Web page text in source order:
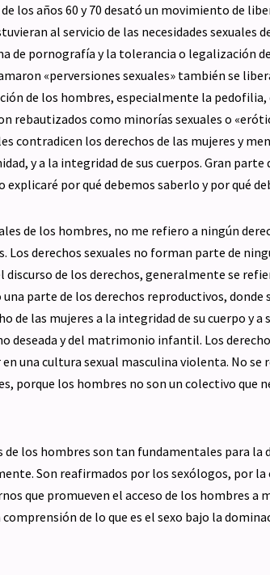
los años 60 y 70 desató un movimiento de
al servicio de las necesidades sexuales
de pornografía y la tolerancia o legalización
«perversiones sexuales» también se
de los hombres, especialmente la pedofilia,
rebautizados como minorías sexuales o
contradicen los derechos de las mujeres y
y a la integridad de sus cuerpos. Gran parte
explicaré por qué debemos saberlo y por qué
de los hombres, no me refiero a ningún
Los derechos sexuales no forman parte de
de los derechos, generalmente se
parte de los derechos reproductivos, donde
de las mujeres a la integridad de su cuerpo y
deseada y del matrimonio infantil. Los
una cultura sexual masculina violenta. No se
porque los hombres no son un colectivo que
de los hombres son tan fundamentales para la
Son reafirmados por los sexólogos, por la
que promueven el acceso de los hombres a
de lo que es el sexo bajo la